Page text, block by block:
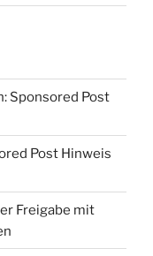
Sponsored Post
Post Hinweis
Freigabe mit